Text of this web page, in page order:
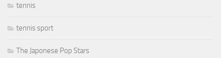
tennis
tennis sport
The Japonese Pop Stars